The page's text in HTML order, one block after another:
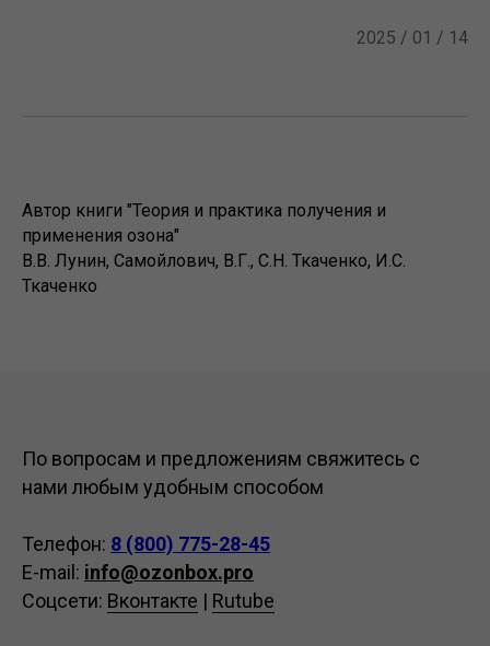
2025 / 01 / 14
Автор книги "Теория и практика получения и
применения озона"
В.В. Лунин, Самойлович, В.Г., С.Н. Ткаченко, И.С.
Ткаченко
По вопросам и предложениям свяжитесь с
нами любым удобным способом
Телефон: 8 (800) 775-28-45
E-mail: info@ozonbox.pro
Соцсети: Вконтакте | Rutube